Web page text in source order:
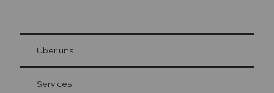
Gästekarte Luzern
Ihre Vorteile als Übernachtungsgast
at Bre
Über uns
Services